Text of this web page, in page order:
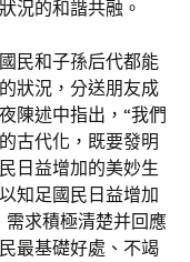
況的和諧共融。
民和子孫后代都能
狀況，分送朋友成
陳述中指出，“我們
古代化，既要發明
日益增加的美妙生
知足國民日益增加
需求積極清楚并回應
最基礎好處、不竭